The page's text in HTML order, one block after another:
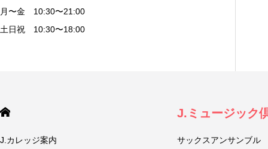
月〜金 10:30〜21:00
土日祝 10:30〜18:00
J.カレッジ案内
J.ミュージック
サックスアンサンブル